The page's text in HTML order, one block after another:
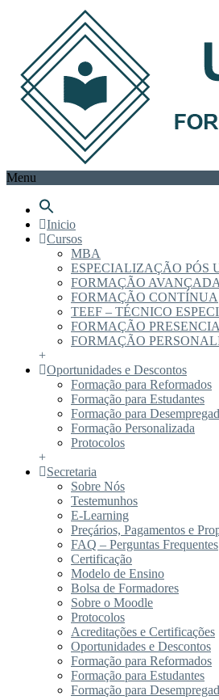
Menu
Inicio
Cursos
MBA
ESPECIALIZAÇÃO PÓS
FORMAÇÃO AVANÇADA
FORMAÇÃO CONTÍNUA
TEEF – TÉCNICO
FORMAÇÃO
FORMAÇÃO
+
Oportunidades e Descontos
Formação para Reformados
Formação para Estudantes
Formação para
Formação Personalizada
Protocolos
+
Secretaria
Sobre Nós
Testemunhos
E-Learning
Preçários, Pagamentos e
FAQ – Perguntas Frequentes
Certificação
Modelo de Ensino
Bolsa de Formadores
Sobre o Moodle
Protocolos
Acreditações e Certificações
Oportunidades e Descontos
Formação para Reformados
Formação para Estudantes
Formação para